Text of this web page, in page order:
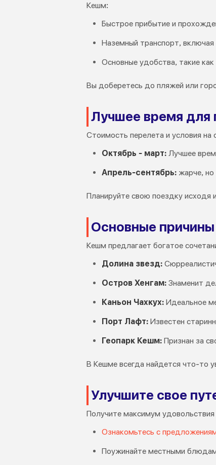
Кешм:
Быстрое прибытие и
Наземный транспорт, включая
Основные удобства, такие
Вы доберетесь до пляжей или
Лучшее время для
Стоимость перелета и условия на
Октябрь - март: Лучшее
Апрель-сентябрь: жарче,
Планируйте свою поездку исходя
Основные
Кешм предлагает богатое
Долина звезд:
Остров Хенгам: Знаменит
Каньон Чахкух: Идеальное
Порт Лафт: Известен
Геопарк Кешм: Признан за
В Кешме всегда найдется что-то
Улучшите свое
Получите максимум
Ознакомьтесь с
Поужинайте местными